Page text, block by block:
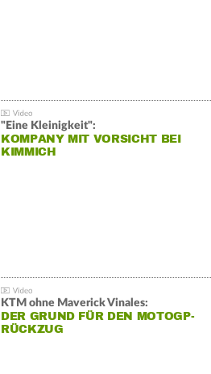
"Eine Kleinigkeit":
KOMPANY MIT VORSICHT BEI
KIMMICH
KTM ohne Maverick Vinales:
DER GRUND FÜR DEN MOTOGP-
RÜCKZUG